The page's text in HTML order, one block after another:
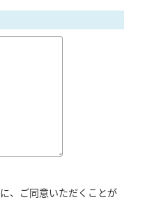
に、ご同意いただくことが